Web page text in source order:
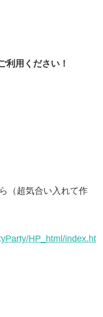
利用ください！
（超気合い入れて作
HP_html/index.ht